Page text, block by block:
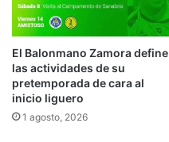
El Balonmano Zamora define
las actividades de su
pretemporada de cara al
inicio liguero
1 agosto, 2026